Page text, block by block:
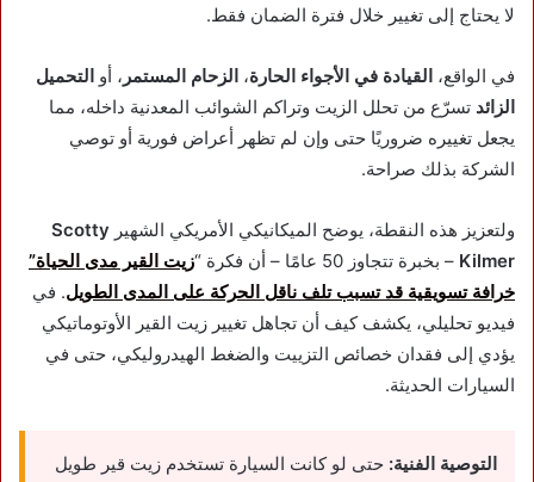
لا يحتاج إلى تغيير خلال فترة الضمان فقط.
في الواقع، القيادة في الأجواء الحارة، الزحام المستمر ، أو التحميل
الزائد تسرّع من تحلل الزيت وتراكم الشوائب المعدنية داخله، مما
يجعل تغييره ضروريًا حتى وإن لم تظهر أعراض فورية أو توصي
الشركة بذلك صراحة.
ولتعزيز هذه النقطة، يوضح الميكانيكي الأمريكي الشهير Scotty
Kilmer – بخبرة تتجاوز 50 عامًا – أن فكرة “
زيت القير مدى الحياة”
خرافة تسويقية قد تسبب تلف ناقل الحركة على المدى الطويل. في
فيديو تحليلي، يكشف كيف أن تجاهل تغيير زيت القير الأوتوماتيكي
يؤدي إلى فقدان خصائص التزييت والضغط الهيدروليكي، حتى في
السيارات الحديثة.
التوصية الفنية: حتى لو كانت السيارة تستخدم زيت قير طويل